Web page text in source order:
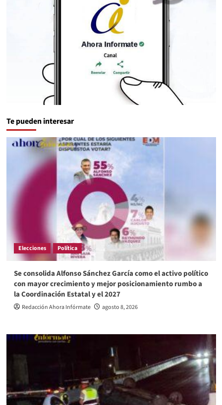
Te pueden interesar
Elecciones Política
Se consolida Alfonso Sánchez García como el activo político
con mayor crecimiento y mejor posicionamiento rumbo a
la Coordinación Estatal y el 2027
Redacción Ahora Infórmate agosto 8, 2026